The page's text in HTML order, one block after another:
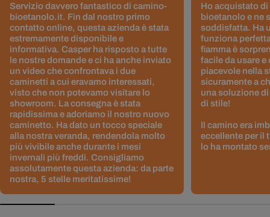
Servizio davvero fantastico di camino-
bioetanolo.it. Fin dal nostro primo
contatto online, questa azienda è stata
estremamente disponibile e
informativa. Casper ha risposto a tutte
le nostre domande e ci ha anche inviato
un video che confrontava i due
caminetti a cui eravamo interessati,
visto che non potevamo visitare lo
showroom. La consegna è stata
rapidissima e adoriamo il nostro nuovo
caminetto. Ha dato un tocco speciale
alla nostra veranda, rendendola molto
più vivibile anche durante i mesi
invernali più freddi. Consigliamo
assolutamente questa azienda: da parte
nostra, 5 stelle meritatissime!
Ho acquistato di
bioetanolo e ne
soddisfatta. Ha
funziona
fiamma è
facile da usare e
piacevole nella
sicuramente a
una soluzione
di stile!
Il camino era
eccellente per il
lo ha montato